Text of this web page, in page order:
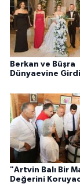
Berkan ve Büşra
Dünyaevine Girdi
"Artvin Balı Bir
Değerini